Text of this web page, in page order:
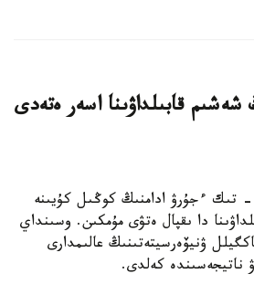
قابىلداۋىنا اسەر ەتەدى
استانا. KAZINFORM - تىك ءجۇرۋ ادامنىڭ كوڭىل كۇيىنە
دا ىقپال ەتۋى مۇمكىن. وسىنداي
ۋنيۆەرسيتەتىنىڭ عالىمدارى
ناتيجەسىندە كەلدى.